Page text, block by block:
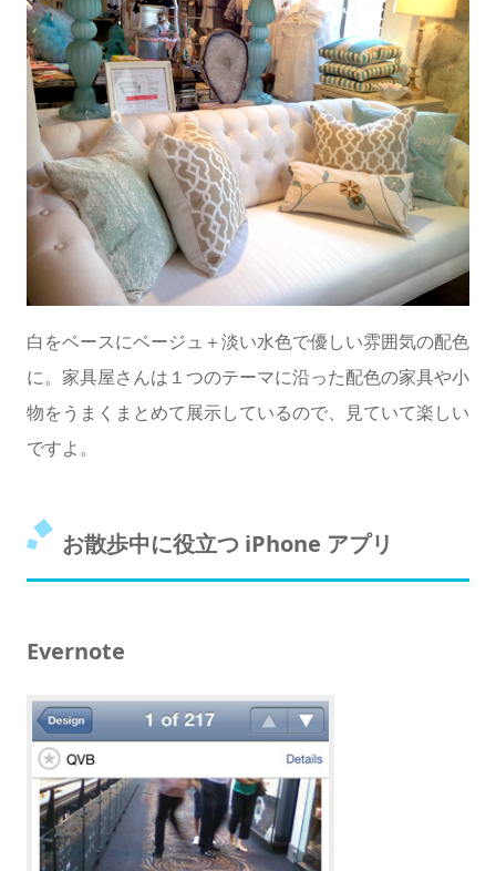
白をベースにベージュ＋淡い水色で優しい雰囲気の配色
に。家具屋さんは１つのテーマに沿った配色の家具や小
物をうまくまとめて展示しているので、見ていて楽しい
ですよ。
お散歩中に役立つ iPhone アプリ
Evernote